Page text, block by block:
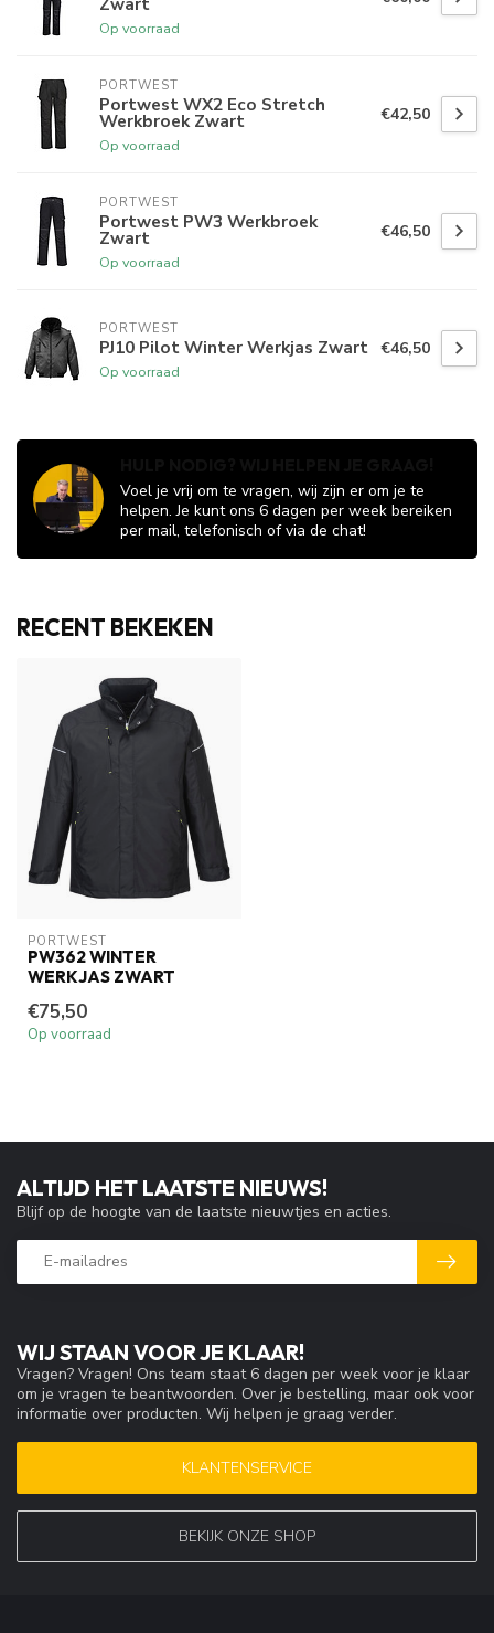
Op voorraad
PORTWEST
Portwest WX2 Eco Stretch
Werkbroek Zwart
Op voorraad
€42,50
PORTWEST
Portwest PW3 Werkbroek
Zwart
Op voorraad
€46,50
PORTWEST
PJ10 Pilot Winter Werkjas Zwart
Op voorraad
€46,50
Voel je vrij om te vragen, wij zijn er om je te
helpen. Je kunt ons 6 dagen per week bereiken
per mail, telefonisch of via de chat!
RECENT BEKEKEN
PORTWEST
PW362 WINTER
WERKJAS ZWART
€75,50
Op voorraad
WIJ STAAN VOOR JE KLAAR!
Vragen? Vragen! Ons team staat 6 dagen per week voor je klaar
om je vragen te beantwoorden. Over je bestelling, maar ook voor
informatie over producten. Wij helpen je graag verder.
KLANTENSERVICE
BEKIJK ONZE SHOP
ALTIJD HET LAATSTE NIEUWS!
Blijf op de hoogte van de laatste nieuwtjes en acties.